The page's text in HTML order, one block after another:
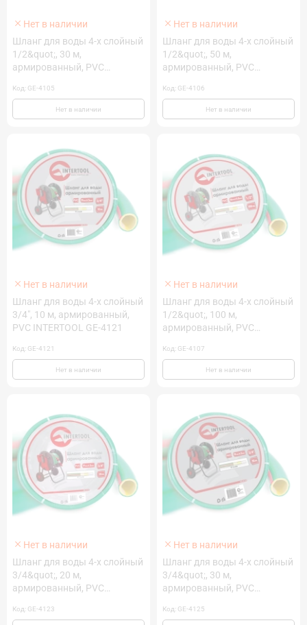
Нет в наличии
Шланг для воды 4-х слойный
1/2&quot;, 30 м,
армированный, PVC
Код: GE-4105
Нет в наличии
Нет в наличии
Шланг для воды 4-х слойный
1/2&quot;, 50 м,
армированный, PVC
Код: GE-4106
Нет в наличии
Нет в наличии
Шланг для воды 4-х слойный
3/4", 10 м, армированный,
PVC INTERTOOL GE-4121
Код: GE-4121
Нет в наличии
Нет в наличии
Шланг для воды 4-х слойный
1/2&quot;, 100 м,
армированный, PVC
Код: GE-4107
Нет в наличии
Нет в наличии
Шланг для воды 4-х слойный
3/4&quot;, 20 м,
армированный, PVC
Код: GE-4123
Нет в наличии
Шланг для воды 4-х слойный
3/4&quot;, 30 м,
армированный, PVC
Код: GE-4125